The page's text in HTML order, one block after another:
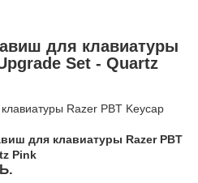
для клавиатуры
Set - Quartz
Razer PBT Keycap
для клавиатуры Razer PBT
Pink